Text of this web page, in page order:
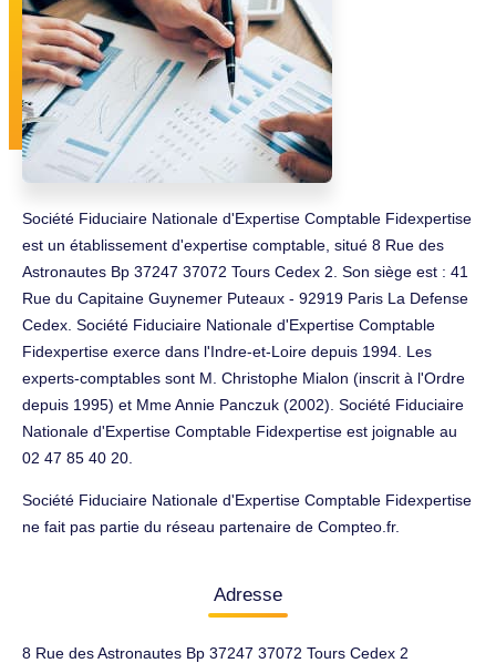
Société Fiduciaire Nationale d'Expertise Comptable Fidexpertise
est un établissement d'expertise comptable, situé 8 Rue des
Astronautes Bp 37247 37072 Tours Cedex 2. Son siège est : 41
Rue du Capitaine Guynemer Puteaux - 92919 Paris La Defense
Cedex. Société Fiduciaire Nationale d'Expertise Comptable
Fidexpertise exerce dans l'Indre-et-Loire depuis 1994. Les
experts-comptables sont M. Christophe Mialon (inscrit à l'Ordre
depuis 1995) et Mme Annie Panczuk (2002). Société Fiduciaire
Nationale d'Expertise Comptable Fidexpertise est joignable au
02 47 85 40 20.
Société Fiduciaire Nationale d'Expertise Comptable Fidexpertise
ne fait pas partie du réseau partenaire de Compteo.fr.
Adresse
8 Rue des Astronautes Bp 37247 37072 Tours Cedex 2